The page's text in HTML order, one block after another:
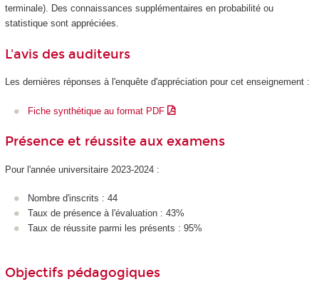
terminale). Des connaissances supplémentaires en probabilité ou
statistique sont appréciées.
L'avis des auditeurs
Les dernières réponses à l'enquête d'appréciation pour cet enseignement :
Fiche synthétique au format PDF
Présence et réussite aux examens
Pour l'année universitaire 2023-2024 :
Nombre d'inscrits : 44
Taux de présence à l'évaluation : 43%
Taux de réussite parmi les présents : 95%
Objectifs pédagogiques